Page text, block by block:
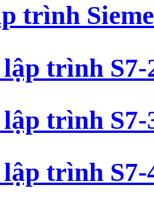
trình
trình S7-
trình S7-
trình S7-